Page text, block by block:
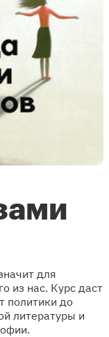
для
из нас. Курс даст
политики до
литературы и